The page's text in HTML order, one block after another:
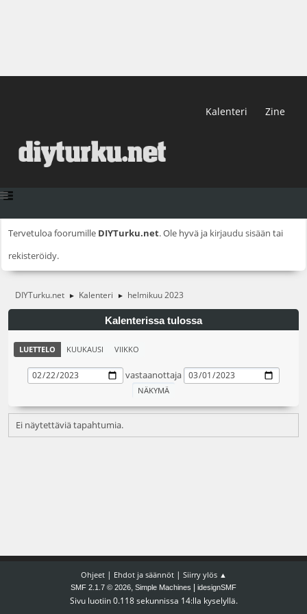
Kalenteri Zine
Tervetuloa foorumille DIYTurku.net. Ole hyvä ja kirjaudu sisään tai
rekisteröidy.
DIYTurku.net ► Kalenteri ► helmikuu 2023
Kalenterissa tulossa
LUETTELO KUUKAUSI VIIKKO
vastaanottaja
Ei näytettäviä tapahtumia.
Ohjeet| Ehdot ja säännöt| Siirry ylös ▲
SMF 2.1.7 © 2026, Simple Machines idesignSMF
Sivu luotiin 0.118 sekunnissa 14:lla kyselyllä.